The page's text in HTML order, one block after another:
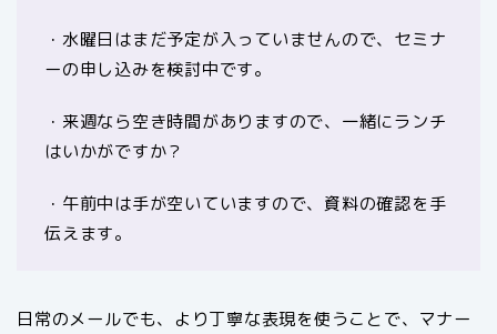
・水曜日はまだ予定が入っていませんので、セミナ
ーの申し込みを検討中です。
・来週なら空き時間がありますので、一緒にランチ
はいかがですか？
・午前中は手が空いていますので、資料の確認を手
伝えます。
日常のメールでも、より丁寧な表現を使うことで、マナー